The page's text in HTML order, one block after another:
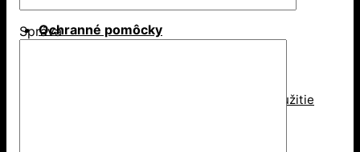
Ochranné pomôcky
Respirátory na viacnásobné použitie
Správa